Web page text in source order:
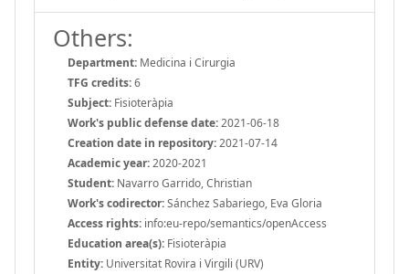
Others:
Department: Medicina i Cirurgia
TFG credits:6
Subject: Fisioteràpia
Work's public defense date:2021-06-18
Creation date in repository:2021-07-14
Academic year:2020-2021
Student: Navarro Garrido, Christian
Work's codirector:Sánchez Sabariego, Eva Gloria
Access rights: info:eu-repo/semantics/openAccess
Education area(s): Fisioteràpia
Entity: Universitat Rovira i Virgili (URV)